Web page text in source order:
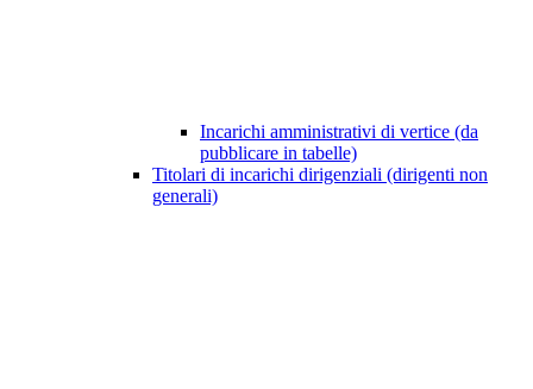
Incarichi amministrativi di vertice (da
pubblicare in tabelle)
Titolari di incarichi dirigenziali (dirigenti non
generali)